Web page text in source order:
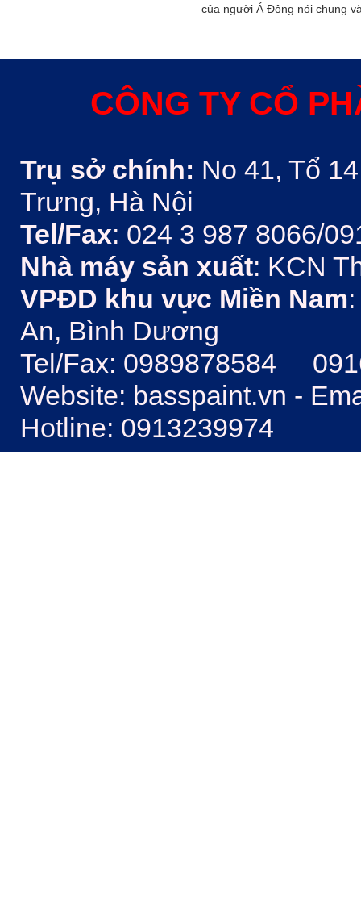
của người Á Đông nói chung
xây dụng nhà ở hoặc bất kỳ
thủy trong ngôi nhà thường
được quyết định bởi các nhân
CÔNG TY CỔ
Trụ sở chính: No 41, Tổ
Trưng, Hà Nội
Tel/Fax: 024 3 987 8066/
Nhà máy sản xuất: KCN
VPĐD khu vực Miền Nam
An, Bình Dương
Tel/Fax: 0989878584
Website: basspaint.vn -
Hotline: 0913239974